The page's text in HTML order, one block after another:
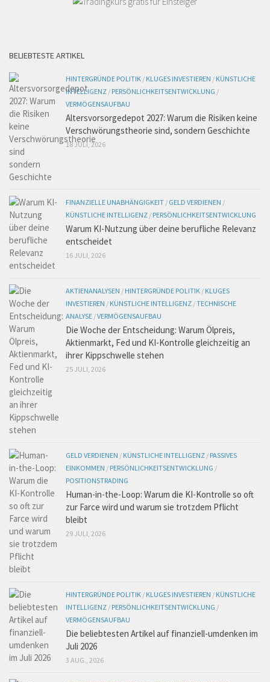
BELIEBTESTE ARTIKEL
HINTERGRÜNDE POLITIK / KLUGES INVESTIEREN / KÜNSTLICHE
INTELLIGENZ / PERSÖNLICHKEITSENTWICKLUNG /
VERMÖGENSAUFBAU
Altersvorsorgedepot 2027: Warum die Risiken keine
Verschwörungstheorie sind, sondern Geschichte
18 JULI, 2026
FINANZIELLE UNABHÄNGIGKEIT / GELD VERDIENEN /
KÜNSTLICHE INTELLIGENZ / PERSÖNLICHKEITSENTWICKLUNG
Warum KI-Nutzung über deine berufliche Relevanz
entscheidet
16 JULI, 2026
AKTIENANALYSEN / HINTERGRÜNDE POLITIK / KLUGES
INVESTIEREN / KÜNSTLICHE INTELLIGENZ /TECHNISCHE
ANALYSE /VERMÖGENSAUFBAU
Die Woche der Entscheidung: Warum Ölpreis,
Aktienmarkt, Fed und KI-Kontrolle gleichzeitig an
ihrer Kippschwelle stehen
25 JULI, 2026
GELD VERDIENEN / KÜNSTLICHE INTELLIGENZ / PASSIVES
EINKOMMEN / PERSÖNLICHKEITSENTWICKLUNG /
POSITIONSTRADING
Human-in-the-Loop: Warum die KI-Kontrolle so oft
zur Farce wird und warum sie trotzdem Pflicht
bleibt
29 JULI, 2026
HINTERGRÜNDE POLITIK / KLUGES INVESTIEREN / KÜNSTLICHE
INTELLIGENZ / PERSÖNLICHKEITSENTWICKLUNG /
VERMÖGENSAUFBAU
Die beliebtesten Artikel auf finanziell-umdenken im
Juli 2026
3 AUG., 2026